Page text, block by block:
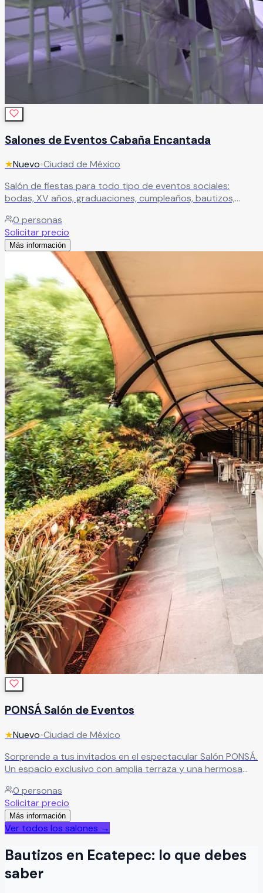
Salones de Eventos Cabaña Encantada
★Nuevo•Ciudad de México
Salón de fiestas para todo tipo de eventos sociales:
bodas, XV años, graduaciones, cumpleaños, bautizos,
cualquier ocasión especial.
0 personas
Solicitar precio
Más información
PONSÁ Salón de Eventos
★Nuevo•Ciudad de México
Sorprende a tus invitados en el espectacular Salón PONSÁ.
Un espacio exclusivo con amplia terraza y una hermosa
memorables. Cuenta con excelente ubicación sobre
Constituyentes, 12 puntos de colgado para decoración,
cocina equipada y amplios baños.
0 personas
Solicitar precio
Más información
Ver todos los salones →
Bautizos en Ecatepec: lo que debes
saber